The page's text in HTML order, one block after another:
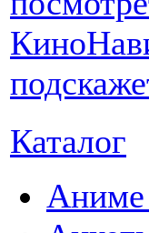
Каталог